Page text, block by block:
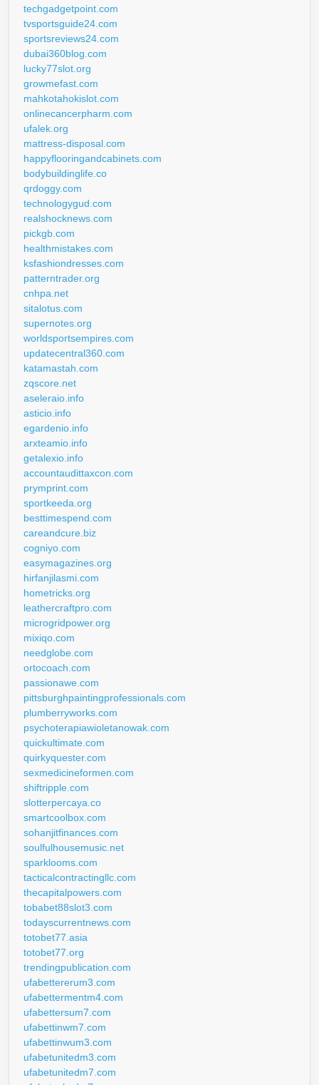
techgadgetpoint.com
tvsportsguide24.com
sportsreviews24.com
dubai360blog.com
lucky77slot.org
growmefast.com
mahkotahokislot.com
onlinecancerpharm.com
ufalek.org
mattress-disposal.com
happyflooringandcabinets.com
bodybuildinglife.co
qrdoggy.com
technologygud.com
realshocknews.com
pickgb.com
healthmistakes.com
ksfashiondresses.com
patterntrader.org
cnhpa.net
sitalotus.com
supernotes.org
worldsportsempires.com
updatecentral360.com
katamastah.com
zqscore.net
aseleraio.info
asticio.info
egardenio.info
arxteamio.info
getalexio.info
accountaudittaxcon.com
prymprint.com
sportkeeda.org
besttimespend.com
careandcure.biz
cogniyo.com
easymagazines.org
hirfanjilasmi.com
hometricks.org
leathercraftpro.com
microgridpower.org
mixiqo.com
needglobe.com
ortocoach.com
passionawe.com
pittsburghpaintingprofessionals.com
plumberryworks.com
psychoterapiawioletanowak.com
quickultimate.com
quirkyquester.com
sexmedicineformen.com
shiftripple.com
slotterpercaya.co
smartcoolbox.com
sohanjitfinances.com
soulfulhousemusic.net
sparklooms.com
tacticalcontractingllc.com
thecapitalpowers.com
tobabet88slot3.com
todayscurrentnews.com
totobet77.asia
totobet77.org
trendingpublication.com
ufabettererum3.com
ufabettermentm4.com
ufabettersum7.com
ufabettinwm7.com
ufabettinwum3.com
ufabetunitedm3.com
ufabetunitedm7.com